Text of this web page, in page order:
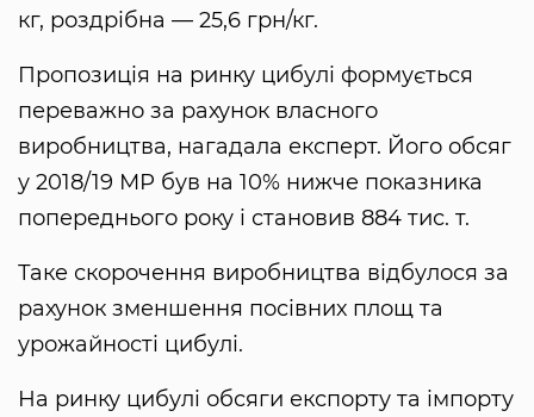
кг, роздрібна — 25,6 грн/кг.
Пропозиція на ринку цибулі формується
переважно за рахунок власного
виробництва, нагадала експерт. Його обсяг
у 2018/19 МР був на 10% нижче показника
попереднього року і становив 884 тис. т.
Таке скорочення виробництва відбулося за
рахунок зменшення посівних площ та
урожайності цибулі.
На ринку цибулі обсяги експорту та імпорту